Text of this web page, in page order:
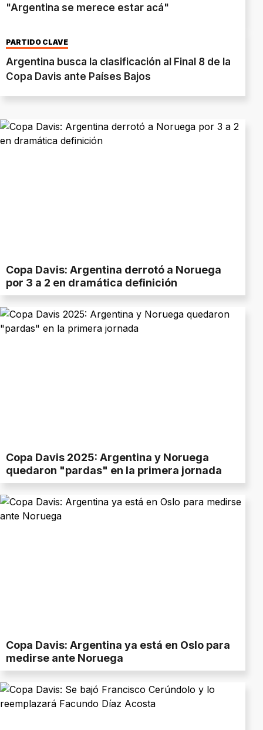
"Argentina se merece estar acá"
PARTIDO CLAVE
Argentina busca la clasificación al Final 8 de la
Copa Davis ante Países Bajos
Copa Davis: Argentina derrotó a Noruega
por 3 a 2 en dramática definición
Copa Davis 2025: Argentina y Noruega
quedaron "pardas" en la primera jornada
Copa Davis: Argentina ya está en Oslo para
medirse ante Noruega